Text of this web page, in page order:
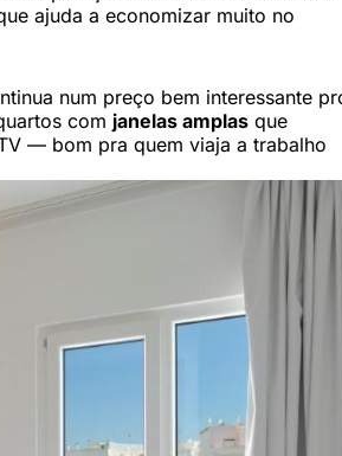
ajuda a economizar muito no
num preço bem interessante
com janelas amplas que
— bom pra quem viaja a trabalho